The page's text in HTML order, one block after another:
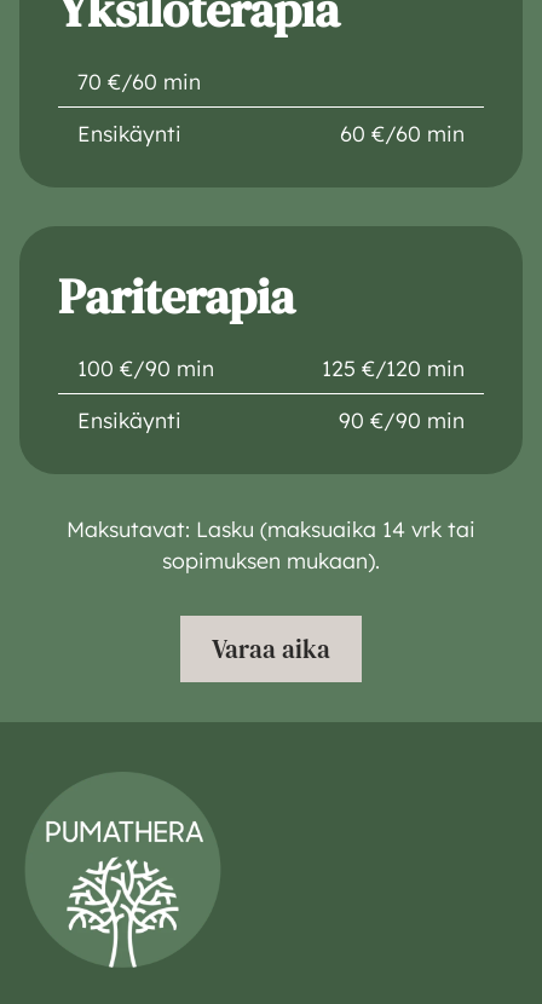
70 €/60 min
Ensikäynti
60 €/60 min
Pariterapia
100 €/90 min
125 €/120 min
Ensikäynti
90 €/90 min
Maksutavat: Lasku (maksuaika 14 vrk tai
sopimuksen mukaan).
Varaa aika